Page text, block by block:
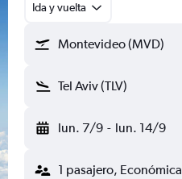
Ida y vuelta
Montevideo (MVD)
Tel Aviv (TLV)
lun. 7/9 - lun. 14/9
1 pasajero, Económica